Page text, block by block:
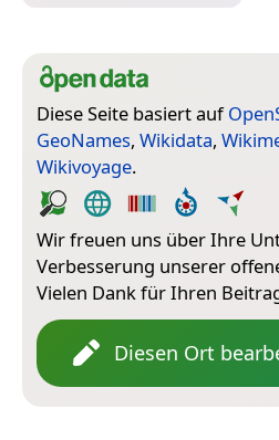
Diese Seite basiert auf
GeoNames, Wikidata,
Wikivoyage.
Wir freuen uns über Ihre
Verbesserung unserer
Vielen Dank für Ihren
Diesen Ort